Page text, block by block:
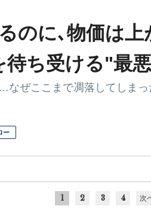
のに､物価は
待ち受ける"最
なぜここまで凋落してしまっ
ー
1 2 3 4 次